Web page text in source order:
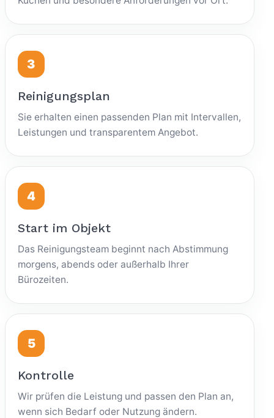
Reinigungsplan
Sie erhalten einen passenden Plan mit Intervallen,
Leistungen und transparentem Angebot.
Start im Objekt
Das Reinigungsteam beginnt nach Abstimmung
morgens, abends oder außerhalb Ihrer
Bürozeiten.
Kontrolle
Wir prüfen die Leistung und passen den Plan an,
wenn sich Bedarf oder Nutzung ändern.